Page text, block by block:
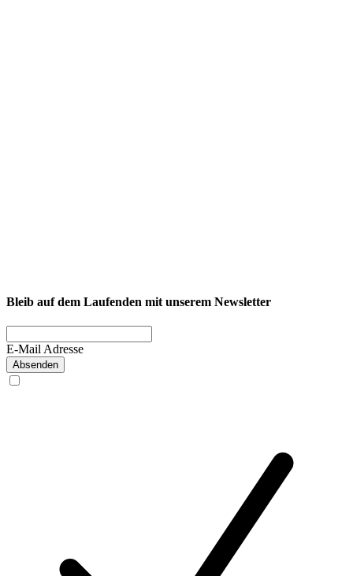
Bleib auf dem Laufenden mit unserem Newsletter
E-Mail Adresse
Absenden